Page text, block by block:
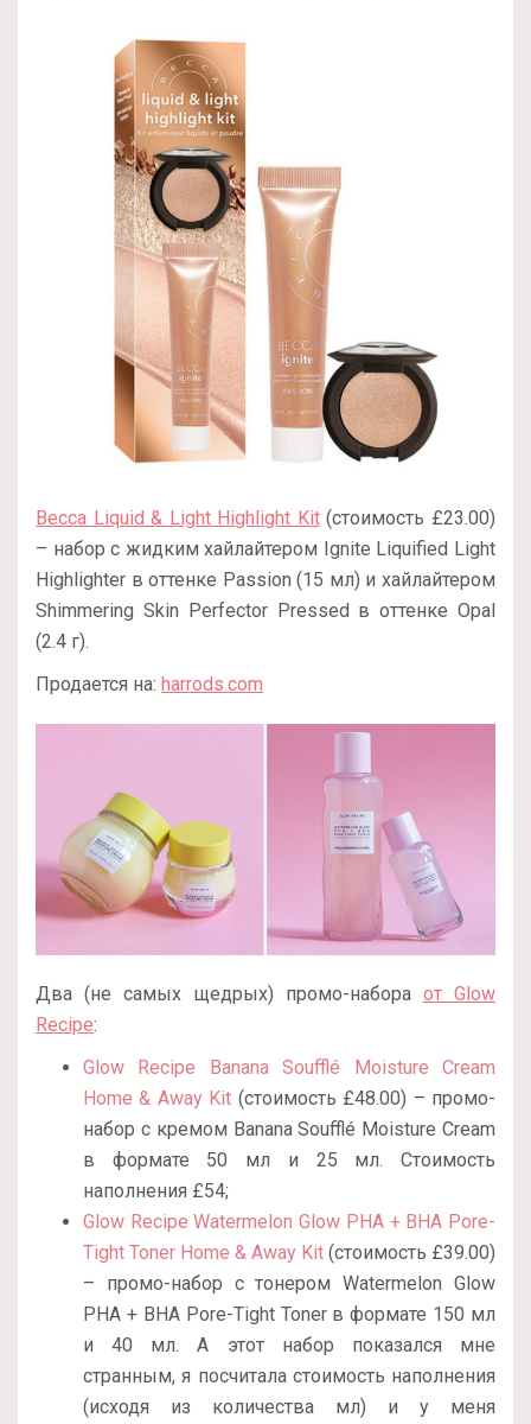
Becca Liquid & Light Highlight Kit(стоимость £23.00)
– набор с жидким хайлайтером Ignite Liquified Light
Highlighter в оттенке Passion (15 мл) и хайлайтером
Shimmering Skin Perfector Pressed в оттенке Opal
(2.4 г).
Продается на: harrods.com
Два (не самых щедрых) промо-набора от Glow
Recipe:
Glow Recipe Banana Soufflé Moisture Cream
Home & Away Kit (стоимость £48.00) – промо-
набор с кремом Banana Soufflé Moisture Cream
в формате 50 мл и 25 мл. Стоимость
наполнения £54;
Glow Recipe Watermelon Glow PHA + BHA Pore-
Tight Toner Home & Away Kit (стоимость £39.00)
– промо-набор с тонером Watermelon Glow
PHA + BHA Pore-Tight Toner в формате 150 мл
и 40 мл. А этот набор показался мне
странным, я посчитала стоимость наполнения
(исходя из количества мл) и у меня